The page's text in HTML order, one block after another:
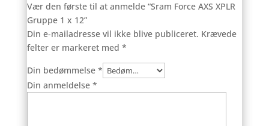
Vær den første til at anmelde “Sram Force AXS XPLR
Gruppe 1 x 12”
Din e-mailadresse vil ikke blive publiceret. Krævede
felter er markeret med *
Din bedømmelse *
Din anmeldelse *